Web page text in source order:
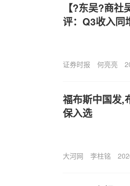
【?东吴?商
评：Q3收入同
证券时报 何亮亮
福布斯中国发,
保入选
大河网 李柱铭